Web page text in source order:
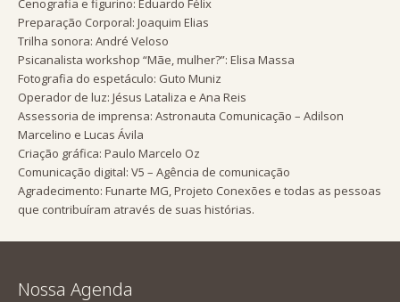
Preparação Corporal: Joaquim Elias
Trilha sonora: André Veloso
Psicanalista workshop “Mãe, mulher?”: Elisa Massa
Fotografia do espetáculo: Guto Muniz
Operador de luz: Jésus Lataliza e Ana Reis
Assessoria de imprensa: Astronauta Comunicação – Adilson
Marcelino e Lucas Ávila
Criação gráfica: Paulo Marcelo Oz
Comunicação digital: V5 – Agência de comunicação
Agradecimento: Funarte MG, Projeto Conexões e todas as pessoas
que contribuíram através de suas histórias.
Nossa Agenda